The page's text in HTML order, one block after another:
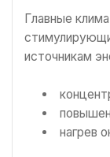
Главные
источникам
нагрев